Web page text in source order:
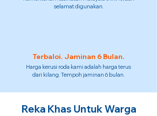
selamat digunakan.
Terbaloi. Jaminan 6 Bulan.
Harga kerusi roda kami adalah harga terus
dari kilang. Tempoh jaminan 6 bulan.
Reka Khas Untuk Warga